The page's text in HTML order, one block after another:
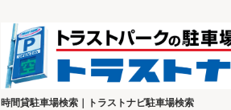
時間貸駐車場検索｜トラストナビ駐車場検索